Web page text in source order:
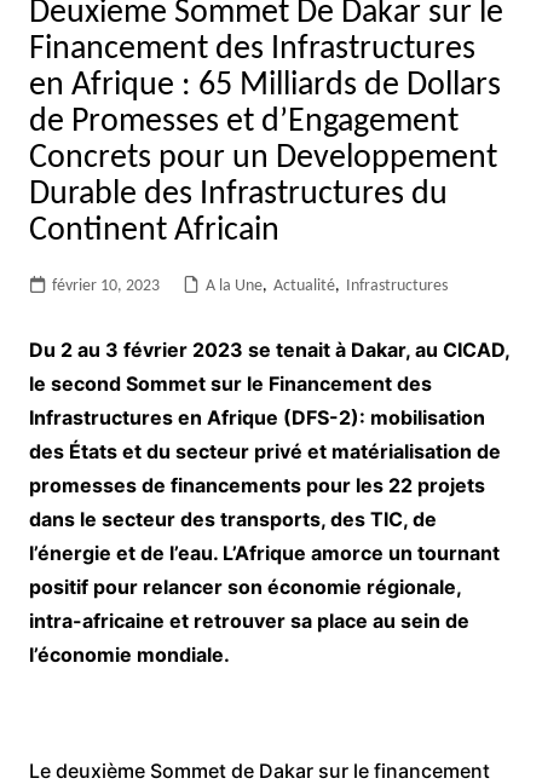
Deuxieme Sommet De Dakar sur le
Financement des Infrastructures
en Afrique : 65 Milliards de Dollars
de Promesses et d’Engagement
Concrets pour un Developpement
Durable des Infrastructures du
Continent Africain
février 10, 2023 A la Une, Actualité, Infrastructures
Du 2 au 3 février 2023 se tenait à Dakar, au CICAD,
le second Sommet sur le Financement des
Infrastructures en Afrique (DFS-2): mobilisation
des États et du secteur privé et matérialisation de
promesses de financements pour les 22 projets
dans le secteur des transports, des TIC, de
l’énergie et de l’eau. L’Afrique amorce un tournant
positif pour relancer son économie régionale,
intra-africaine et retrouver sa place au sein de
l’économie mondiale.
Le deuxième Sommet de Dakar sur le financement